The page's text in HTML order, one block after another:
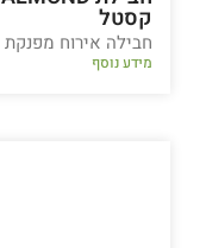
קסטל
חבילה אירוח מפנקת ל 2 לילות החל מ 2999
מידע נוסף